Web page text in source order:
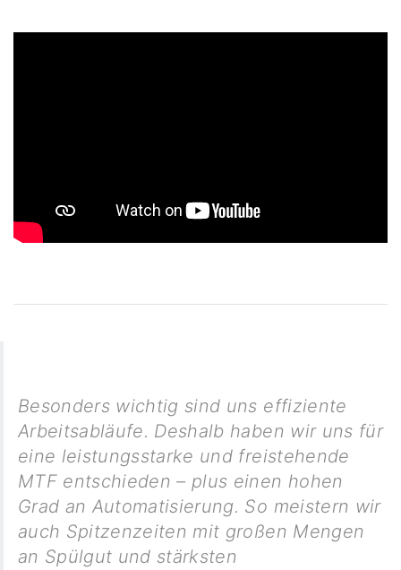
Besonders wichtig sind uns effiziente
Arbeitsabläufe. Deshalb haben wir uns für
eine leistungsstarke und freistehende
MTF entschieden – plus einen hohen
Grad an Automatisierung. So meistern wir
auch Spitzenzeiten mit großen Mengen
an Spülgut und stärksten